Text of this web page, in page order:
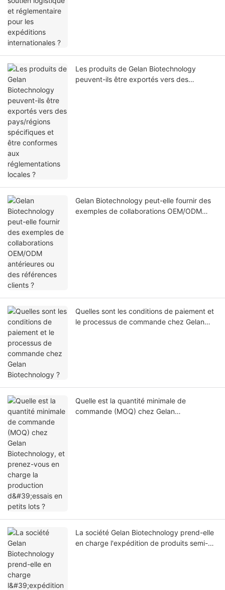
Les produits de Gelan Biotechnology
peuvent-ils être exportés vers des
Gelan Biotechnology peut-elle fournir des
exemples de collaborations OEM/ODM
Quelles sont les conditions de paiement et
le processus de commande chez Gelan
Quelle est la quantité minimale de
commande (MOQ) chez Gelan
La société Gelan Biotechnology prend-elle
en charge l'expédition de produits semi-